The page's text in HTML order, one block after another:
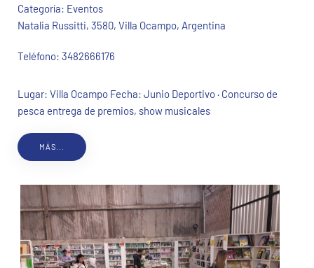
Categoría: Eventos
Natalia Russitti, 3580, Villa Ocampo, Argentina
Teléfono: 3482666176
Lugar: Villa Ocampo Fecha: Junio Deportivo · Concurso de
pesca entrega de premios, show musicales
MÁS...